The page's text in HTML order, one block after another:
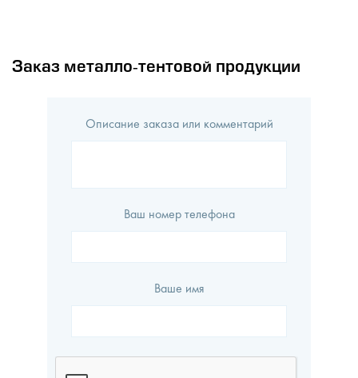
Заказ металло-тентовой продукции
Описание заказа или комментарий
Ваш номер телефона
Ваше имя